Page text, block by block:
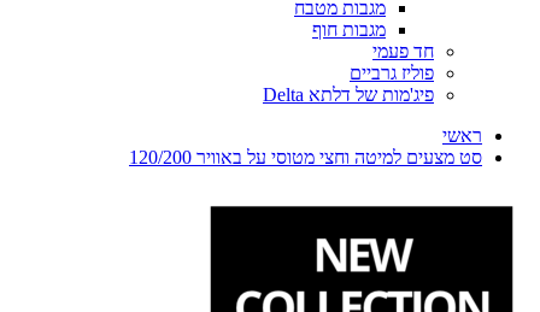
מגבות מטבח
מגבות חוף
חד פעמי
פוליז גרביים
פיג'מות של דלתא Delta
ראשי
סט מצעים למיטה וחצי מטוסי על באוויר 120/200